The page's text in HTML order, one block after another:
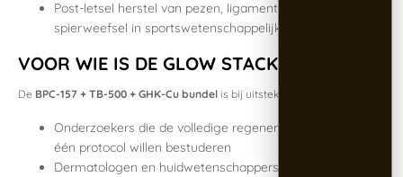
Post-letsel herstel van pezen, ligamenten en
spierweefsel in sportswetenschappelijk onderzoek
VOOR WIE IS DE GLOW STACK BEDOELD?
De BPC-157 + TB-500 + GHK-Cu bundel is bij uitstek geschikt voor:
Onderzoekers die de volledige regeneratiecascade in
één protocol willen bestuderen
Dermatologen en huidwetenschappers die